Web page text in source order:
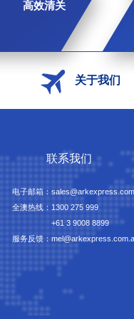
高效清关
关于我们
联系我们
电子邮箱：
全澳热线： 1300 275 999
+61 3 9008 8899
服务反馈：